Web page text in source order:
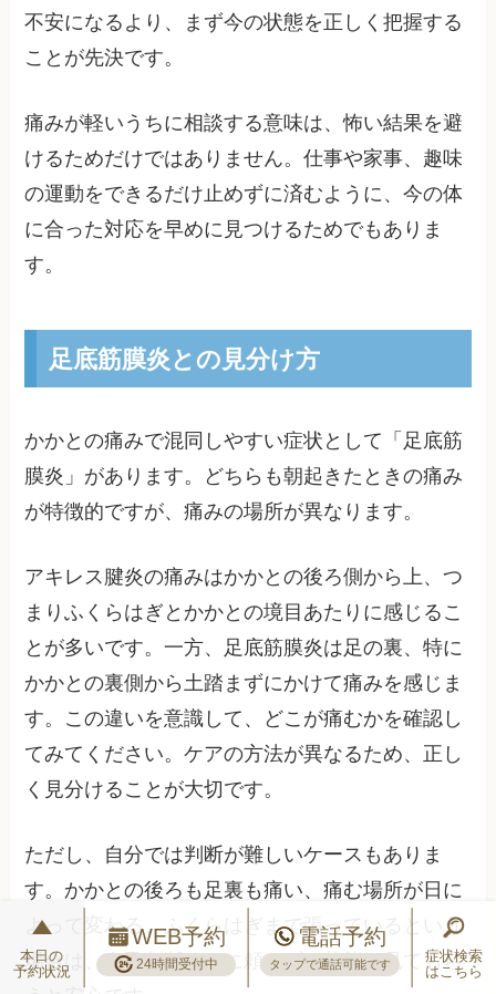
不安になるより、まず今の状態を正しく把握する
ことが先決です。
痛みが軽いうちに相談する意味は、怖い結果を避
けるためだけではありません。仕事や家事、趣味
の運動をできるだけ止めずに済むように、今の体
に合った対応を早めに見つけるためでもありま
す。
足底筋膜炎との見分け方
かかとの痛みで混同しやすい症状として「足底筋
膜炎」があります。どちらも朝起きたときの痛み
が特徴的ですが、痛みの場所が異なります。
アキレス腱炎の痛みはかかとの後ろ側から上、つ
まりふくらはぎとかかとの境目あたりに感じるこ
とが多いです。一方、足底筋膜炎は足の裏、特に
かかとの裏側から土踏まずにかけて痛みを感じま
す。この違いを意識して、どこが痛むかを確認し
てみてください。ケアの方法が異なるため、正し
く見分けることが大切です。
ただし、自分では判断が難しいケースもありま
す。かかとの後ろも足裏も痛い、痛む場所が日に
よって変わる、ふくらはぎまで張っているという
場合は、自己判断だけに頼らず、状態を見てもら
本日の
予約状況
WEB予約
24時間受付中
電話予約
タップで通話可能です
症状検索
はこちら